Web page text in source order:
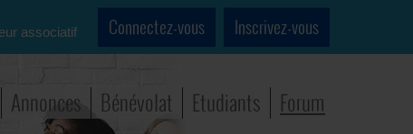
associatif Connectez-vous Inscrivez-vous
Annonces Bénévolat Etudiants Forum